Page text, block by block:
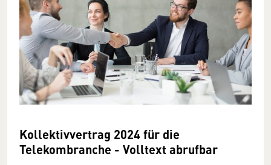
Kollektivvertrag 2024 für die
Telekombranche - Volltext abrufbar